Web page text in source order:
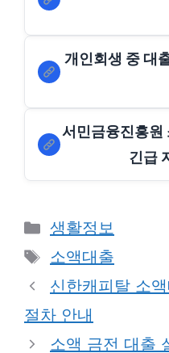
개인회생 중 대
서민금융진흥원
긴급
Categories
생활정보
Tags
소액대출
신한캐피탈 소
절차 안내
소액 금전 대출